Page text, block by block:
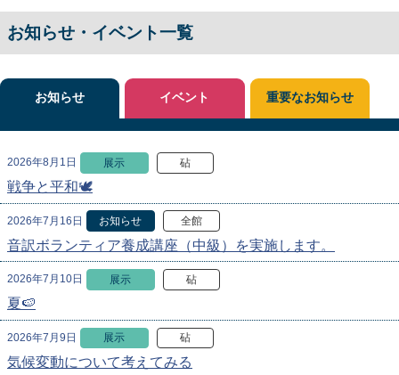
お知らせ・イベント一覧
お知らせ
2026年8月1日 展示 砧
戦争と平和🕊
2026年7月16日 お知らせ 全館
音訳ボランティア養成講座（中級）を実施します。
2026年7月10日 展示 砧
夏🍉
2026年7月9日 展示 砧
気候変動について考えてみる
イベント 重要なお知らせ